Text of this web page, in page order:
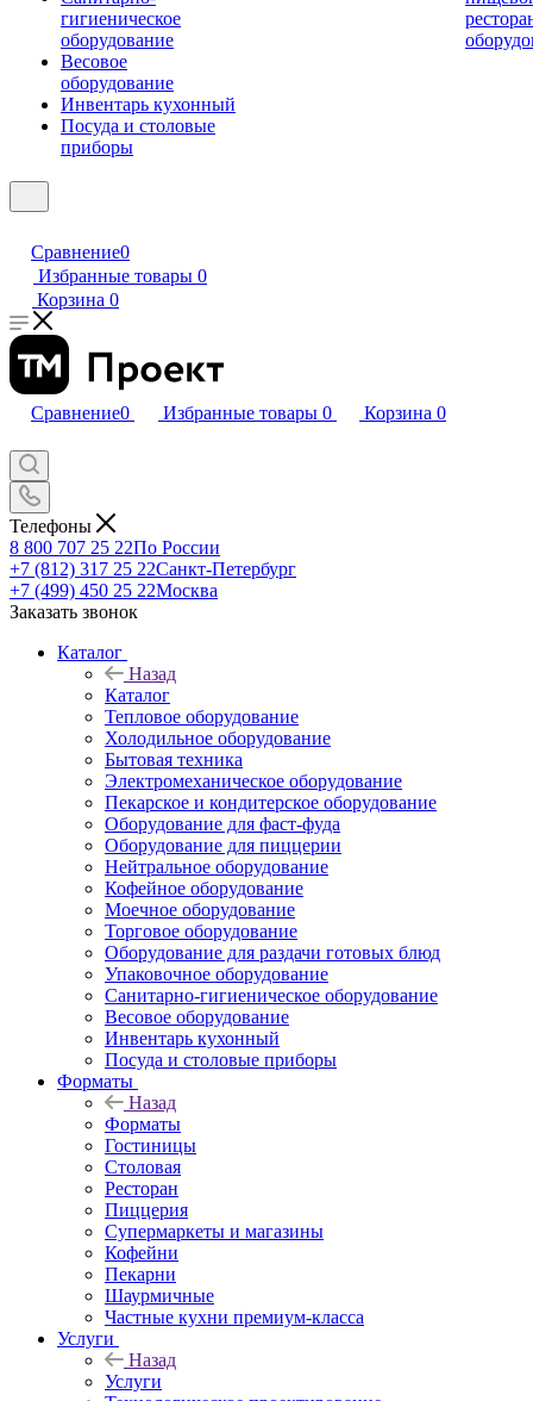
гигиеническое
оборудование
Весовое
оборудование
Инвентарь кухонный
Посуда и столовые
приборы
Сравнение0
Избранные товары 0
Корзина 0
Сравнение0 Избранные товары 0 Корзина 0
Телефоны
8 800 707 25 22По России
+7 (812) 317 25 22Санкт-Петербург
+7 (499) 450 25 22Москва
Заказать звонок
Каталог
Назад
Каталог
Тепловое оборудование
Холодильное оборудование
Бытовая техника
Электромеханическое оборудование
Пекарское и кондитерское оборудование
Оборудование для фаст-фуда
Оборудование для пиццерии
Нейтральное оборудование
Кофейное оборудование
Моечное оборудование
Торговое оборудование
Оборудование для раздачи готовых блюд
Упаковочное оборудование
Санитарно-гигиеническое оборудование
Весовое оборудование
Инвентарь кухонный
Посуда и столовые приборы
Форматы
Назад
Форматы
Гостиницы
Столовая
Ресторан
Пиццерия
Супермаркеты и магазины
Кофейни
Пекарни
Шаурмичные
Частные кухни премиум-класса
Услуги
Назад
Услуги